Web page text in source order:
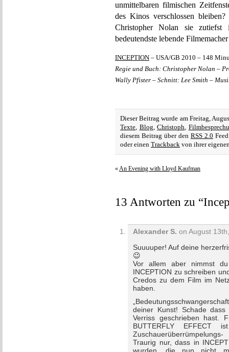
unmittelbaren filmischen
des Kinos verschlossen
Christopher Nolan sie
bedeutendste lebende
INCEPTION – USA/GB 2010 – 148
Regie und Buch: Christopher Nolan –
Wally Pfister – Schnitt: Lee Smith –
Dieser Beitrag wurde am Freitag,
Texte, Blog,Christoph,
diesem Beitrag über den RSS 2.0
oder einen Trackback von ihrer
«An Evening with Lloyd Kaufman
13 Antworten zu
Alexander S. on August
Suuuuper! Auf deine
😉
Vor allem aber nimmst
INCEPTION zu schreiben
Credos zu dem Film im
haben.
deiner Kunst! Schade
Verriss geschrieben hast.
BUTTERFLY
Traurig nur, dass in